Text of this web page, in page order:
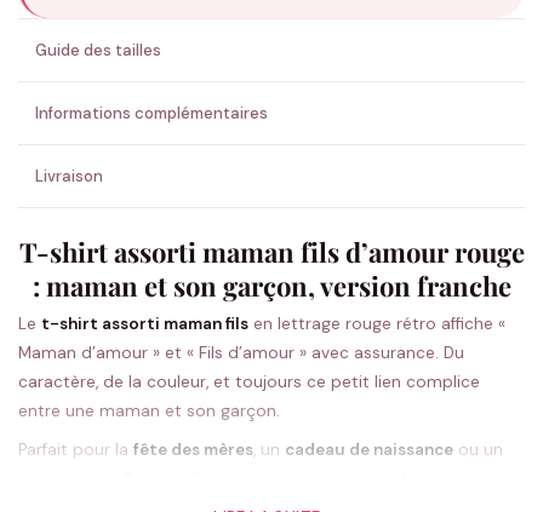
ENVOYER MA DEMANDE ✨
💚 Retour sous 24-48h🇫🇷 Flocage en France✅ Validation avant fabrication
Guide des tailles
Informations complémentaires
Livraison
T-shirt assorti maman fils d’amour rouge
: maman et son garçon, version franche
Le t-shirt assorti maman fils en lettrage rouge rétro affiche «
Maman d’amour » et « Fils d’amour » avec assurance. Du
caractère, de la couleur, et toujours ce petit lien complice
entre une maman et son garçon.
Parfait pour la fête des mères, un cadeau de naissance ou un